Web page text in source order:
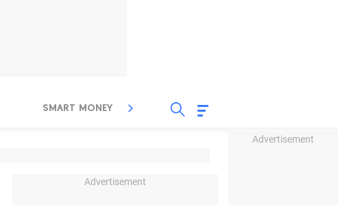
Advertisement
SMART MONEY INSPIRASI BISNIS
Advertisement